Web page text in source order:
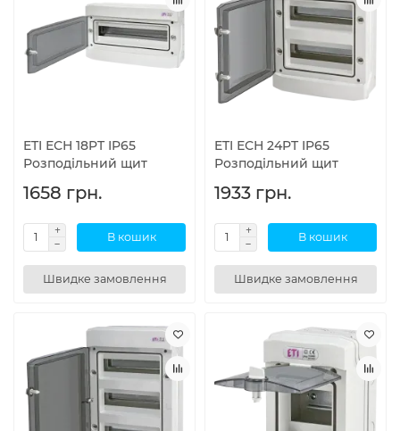
ETI ЕСН 18PT IP65
Розподільний щит
1658 грн.
В кошик
Швидке замовлення
ETI ЕСН 24PT IP65
Розподільний щит
1933 грн.
В кошик
Швидке замовлення